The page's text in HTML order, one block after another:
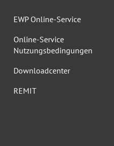
EWP Online-Service
Online-Service
Nutzungsbedingungen
Downloadcenter
REMIT